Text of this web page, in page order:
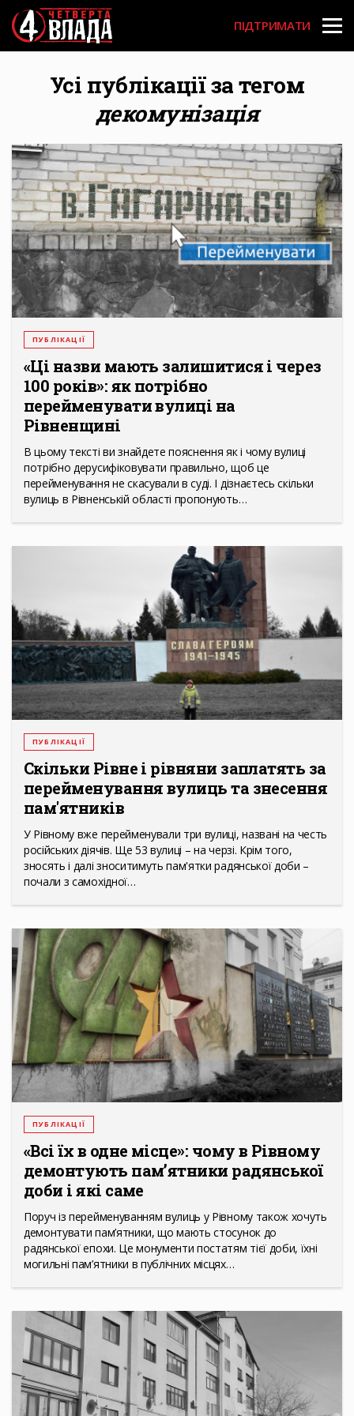
Перейти
до
основного
вмісту
User
account
menu
ПІДТРИМАТИ
Усі публікації за тегом
декомунізація
ПУБЛІКАЦІЇ
«Ці назви мають залишитися і через
100 років»: як потрібно
перейменувати вулиці на
Рівненщині
В цьому тексті ви знайдете пояснення як і чому вулиці
потрібно дерусифіковувати правильно, щоб це
перейменування не скасували в суді. І дізнаєтесь скільки
вулиць в Рівненській області пропонують…
ПУБЛІКАЦІЇ
Cкільки Рівне і рівняни заплатять за
перейменування вулиць та знесення
пам'ятників
У Рівному вже перейменували три вулиці, названі на честь
російських діячів. Ще 53 вулиці – на черзі. Крім того,
зносять і далі зноситимуть пам'ятки радянської доби –
почали з самохідної…
ПУБЛІКАЦІЇ
«Всі їх в одне місце»: чому в Рівному
демонтують пам’ятники радянської
доби і які саме
Поруч із перейменуванням вулиць у Рівному також хочуть
демонтувати пам’ятники, що мають стосунок до
радянської епохи. Це монументи постатям тієї доби, їхні
могильні пам’ятники в публічних місцях…